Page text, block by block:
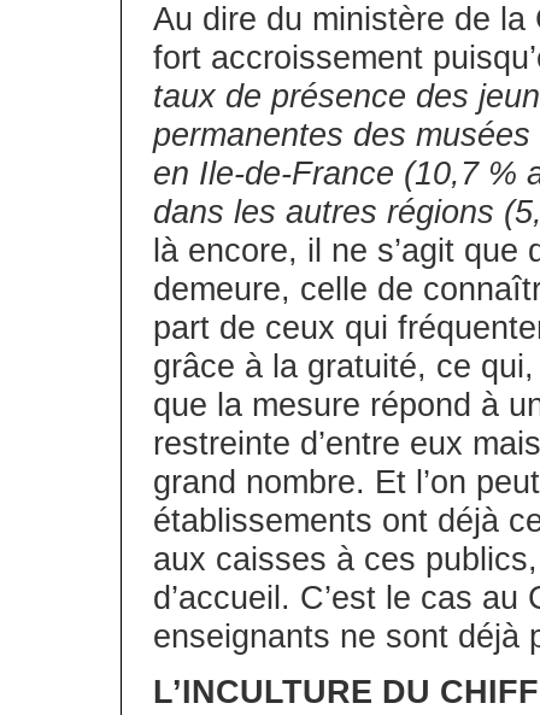
Au dire du ministère de
fort accroissement
taux de présence des
permanentes des
en Ile-de-France (10,7 %
dans les autres régions
là encore, il ne s’agit
demeure, celle de
part de ceux qui
grâce à la gratuité, ce
que la mesure répond à
restreinte d’entre eux
grand nombre. Et l’on
établissements ont déjà
aux caisses à ces
d’accueil. C’est le cas
enseignants ne sont déjà
L’INCULTURE DU